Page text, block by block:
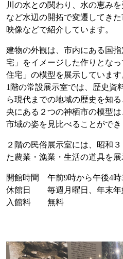
川の水との関わり、水の恵み
など水辺の開拓で変遷してきた
映像などで紹介しています。
建物の外観は、市内にある国
宅」をイメージした作りとな
住宅」の模型を展示しています
1階の常設展示室では、歴史資
ら現代までの地域の歴史を知
央にある２つの神栖市の模型
市域の姿を見比べることができ
２階の民俗展示室には、昭和
た農業・漁業・生活の道具を展
開館時間 午前9時から午後4時
休館日 毎週月曜日、年末年始
入館料 無料